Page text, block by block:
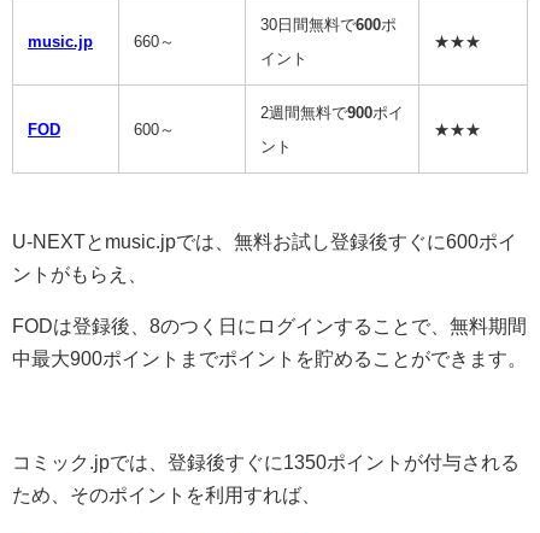
music.jp 660～
30日間無料で600ポ
イント
★★★
FOD 600～
2週間無料で900ポイ
ント
★★★
U-NEXTとmusic.jpでは、無料お試し登録後すぐに600ポイ
ントがもらえ、
FODは登録後、8のつく日にログインすることで、無料期間
中最大900ポイントまでポイントを貯めることができます。
コミック.jpでは、登録後すぐに1350ポイントが付与される
ため、そのポイントを利用すれば、